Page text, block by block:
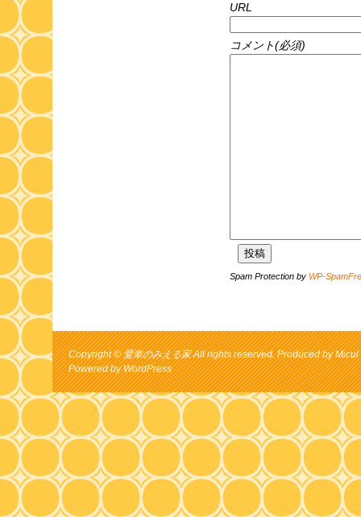
URL
コメント(必須)
Spam Protection by WP-
Copyright © 愛車のみえる家 All rights reserved. Produced by Micul
Powered byWordPress